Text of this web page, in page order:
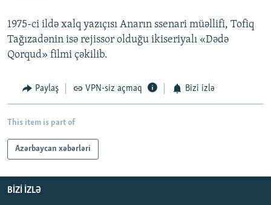
1975-ci ildə xalq yazıçısı Anarın ssenari müəllifi, Tofiq
Tağızadənin isə rejissor olduğu ikiseriyalı «Dədə
Qorqud» filmi çəkilib.
Paylaş VPN-siz açmaq Bizi izlə
This item is part of
Azərbaycan xəbərləri
BIZI IZLƏ